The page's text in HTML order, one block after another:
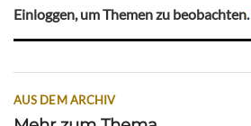
Einloggen, um Themen zu beobachten.
AUS DEM ARCHIV